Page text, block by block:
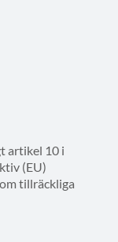
artikel 10 i
(EU)
tillräckliga